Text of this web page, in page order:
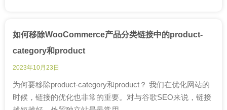
如何移除WooCommerce产品分类链接中的product-
category和product
2023年10月23日
为何要移除product-category和product？ 我们在优化网站的
时候，链接的优化也非常的重要。对与谷歌SEO来说，链接